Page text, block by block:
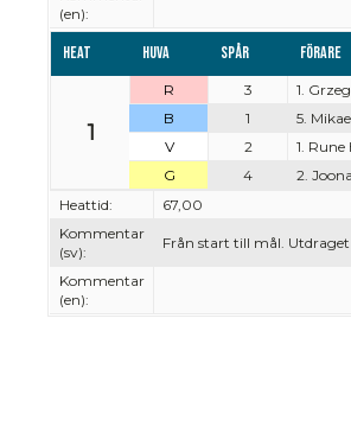
(en):
Heat Huva Spår Förare
1
R 3
1.
B
1
5.
V
2
1. Rune
G
4
2.
Heattid:
67,00
Kommentar
(sv):
Från start till mål. Utdraget
Kommentar
(en):